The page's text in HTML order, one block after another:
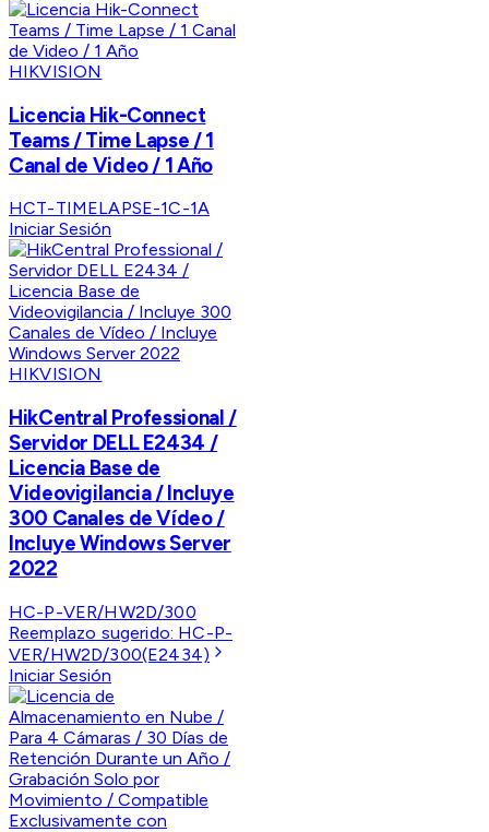
HIKVISION
Licencia Hik-Connect
Teams / Time Lapse / 1
Canal de Video / 1 Año
HCT-TIMELAPSE-1C-1A
Iniciar Sesión
HIKVISION
HikCentral Professional /
Servidor DELL E2434 /
Licencia Base de
Videovigilancia / Incluye
300 Canales de Vídeo /
Incluye Windows Server
2022
HC-P-VER/HW2D/300
Reemplazo sugerido: HC-P-
VER/HW2D/300(E2434)
Iniciar Sesión